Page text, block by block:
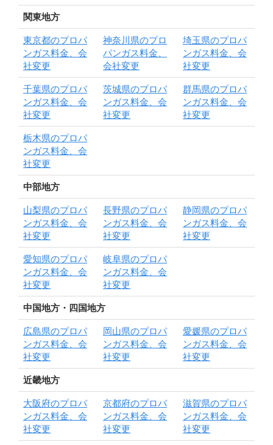
関東地方
東京都のプロパ
ンガス料金、会
社変更
神奈川県のプロ
パンガス料金、
会社変更
埼玉県のプロパ
ンガス料金、会
社変更
千葉県のプロパ
ンガス料金、会
社変更
茨城県のプロパ
ンガス料金、会
社変更
群馬県のプロパ
ンガス料金、会
社変更
栃木県のプロパ
ンガス料金、会
社変更
中部地方
山梨県のプロパ
ンガス料金、会
社変更
長野県のプロパ
ンガス料金、会
社変更
静岡県のプロパ
ンガス料金、会
社変更
愛知県のプロパ
ンガス料金、会
社変更
岐阜県のプロパ
ンガス料金、会
社変更
中国地方・四国地方
広島県のプロパ
ンガス料金、会
社変更
岡山県のプロパ
ンガス料金、会
社変更
愛媛県のプロパ
ンガス料金、会
社変更
近畿地方
大阪府のプロパ
ンガス料金、会
社変更
京都府のプロパ
ンガス料金、会
社変更
滋賀県のプロパ
ンガス料金、会
社変更